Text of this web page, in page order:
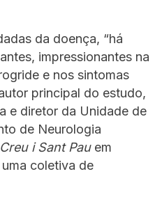
da doença, “há
impressionantes na
e nos sintomas
principal do estudo,
e diretor da Unidade de
de Neurologia
i Sant Pauem
coletiva de